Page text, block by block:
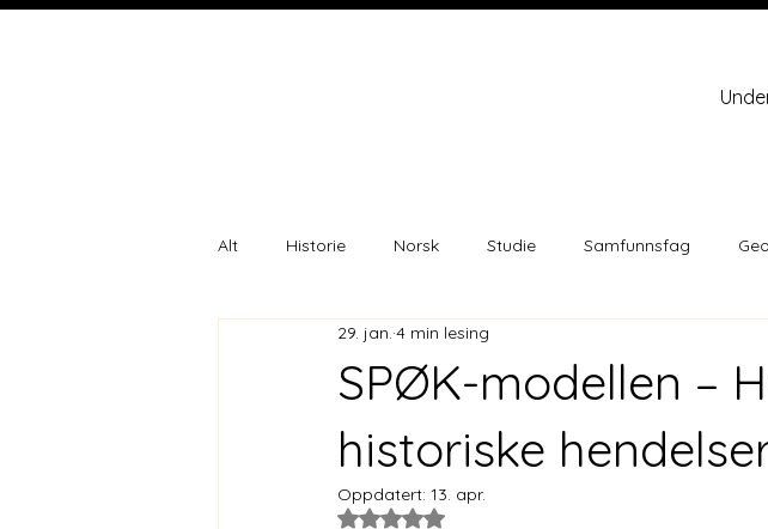
Alt Historie Norsk Studie Samfunnsfag
SPØK-modellen –
historiske
29. jan. 4 min lesing
Oppdatert: 13. apr.
Gitt NaN av 5 stjerner.